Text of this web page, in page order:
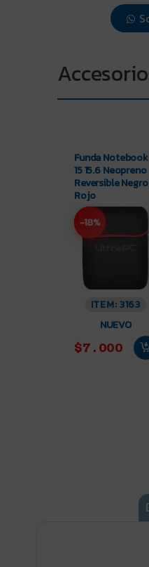
Funda Notebook
15 15.6 Neopreno
Reversible
Rojo
-18%
ITEM: 3163
NUEVO
$7.000